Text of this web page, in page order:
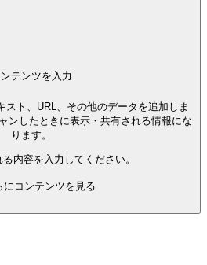
ンテンツを入力
スト、URL、その他のデータを追加しま
ンしたときに表示・共有される情報にな
ります。
内容を入力してください。
にコンテンツを見る